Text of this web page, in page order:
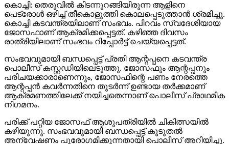
കൊച്ചി: തെരുവില്‍ കിടന്നുറങ്ങിയിരുന്ന ആളിനെ
പെട്രോള്‍ ഒഴിച്ച് തീകൊളുത്തി കൊലപ്പെടുത്താന്‍ ശ്രമിച്ചു.
കൊച്ചി കടവന്ത്രയിലാണ് സംഭവം. പിറവം സ്വദേശിയായ
ജോസഫാണ് ആക്രമിക്കപ്പെട്ടത്. കഴിഞ്ഞ ദിവസം
രാത്രിയിലാണ് സംഭവം റിപ്പോര്‍ട്ട് ചെയ്യപ്പെട്ടത്.
സംഭവവുമായി ബന്ധപ്പെട്ട് പ്രതി ആന്റപ്പനെ കടവന്ത്ര
പൊലീസ് കസ്റ്റഡിയിലെടുത്തു. ജോസഫും ആന്റപ്പനും
പരിചയക്കാരാണെന്നും, ജോസഫിന്റെ പണം നേരത്തെ
ആന്റപ്പന്‍ കവര്‍ന്നതിനെ തുടര്‍ന്ന് ഉണ്ടായ തര്‍ക്കമാണ്
ആക്രമണത്തിലേക്ക് നയിച്ചതെന്നാണ് പൊലീസ് പ്രാഥമിക
നിഗമനം.
പരിക്ക് പറ്റിയ ജോസഫ് ആശുപത്രിയില്‍ ചികിത്സയില്‍
കഴിയുന്നു. സംഭവവുമായി ബന്ധപ്പെട്ട് കൂടുതല്‍
അന്വേഷണം പുരോഗമിക്കുന്നതായി പൊലീസ് അറിയിച്ചു.